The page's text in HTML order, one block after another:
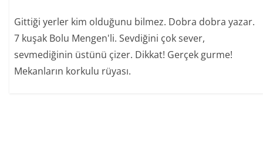
Gittiği yerler kim olduğunu bilmez. Dobra dobra yazar.
7 kuşak Bolu Mengen'li. Sevdiğini çok sever,
sevmediğinin üstünü çizer. Dikkat! Gerçek gurme!
Mekanların korkulu rüyası.